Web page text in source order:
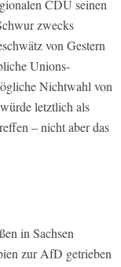
CDU seinen
zwecks
von Gestern
Unions-
Nichtwahl von
letztlich als
– nicht aber das
in Sachsen
zur AfD getrieben